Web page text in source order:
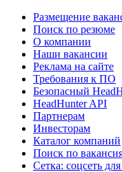
Размещение
Поиск по резюме
О компании
Наши вакансии
Реклама на сайте
Требования к ПО
Безопасный
HeadHunter API
Партнерам
Инвесторам
Каталог компаний
Поиск по
Сетка: соцсеть